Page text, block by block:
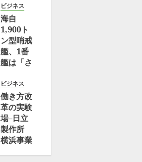
臣が横浜
事業所を
訪問 |
理化学研
究所
2026
0
ビジネス
海自
1,900ト
ン型哨戒
艦、1番
艦は「さ
2番艦は
「たちば
な」と命
名
JMU横
浜事業所
ビジネス
働き方改
革の実験
場–日立
製作所
横浜事業